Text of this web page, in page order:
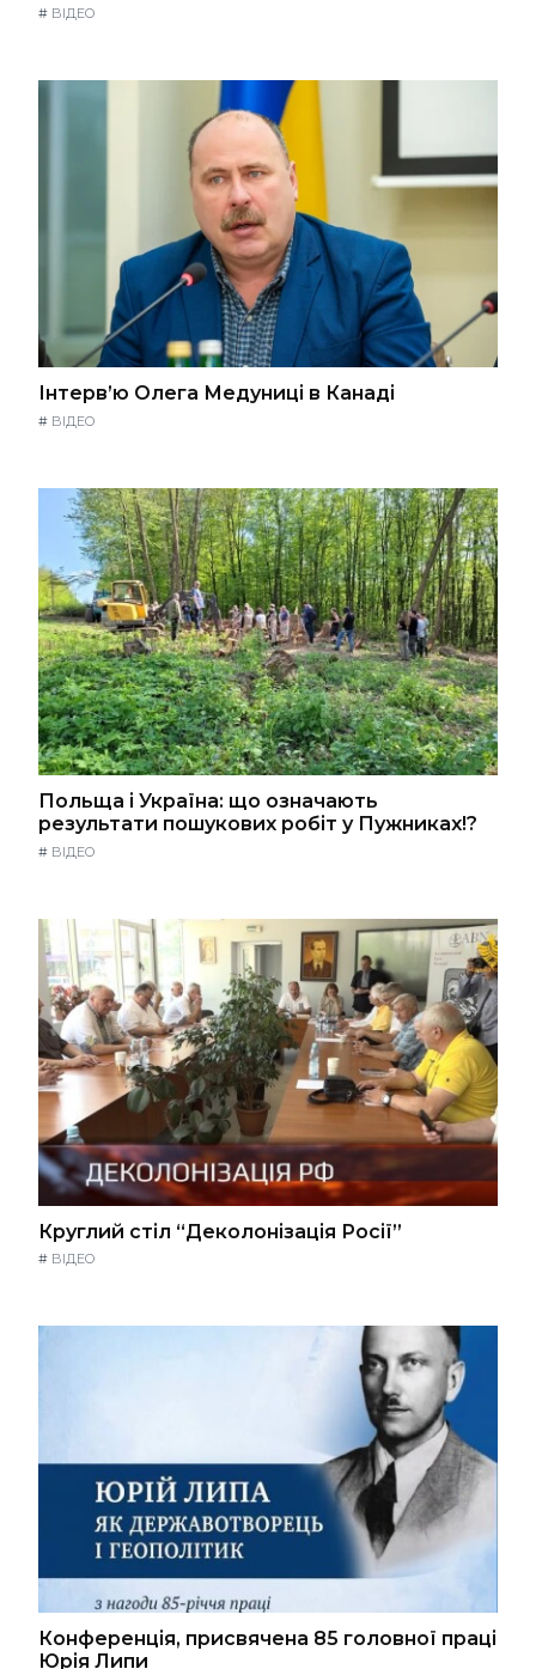
# ВІДЕО
Інтерв’ю Олега Медуниці в Канаді
# ВІДЕО
Польща і Україна: що означають
результати пошукових робіт у Пужниках!?
# ВІДЕО
Круглий стіл “Деколонізація Росії”
# ВІДЕО
Конференція, присвячена 85 головної праці
Юрія Липи